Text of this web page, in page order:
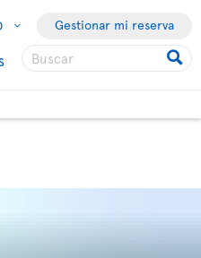
Gestionar mi reserva